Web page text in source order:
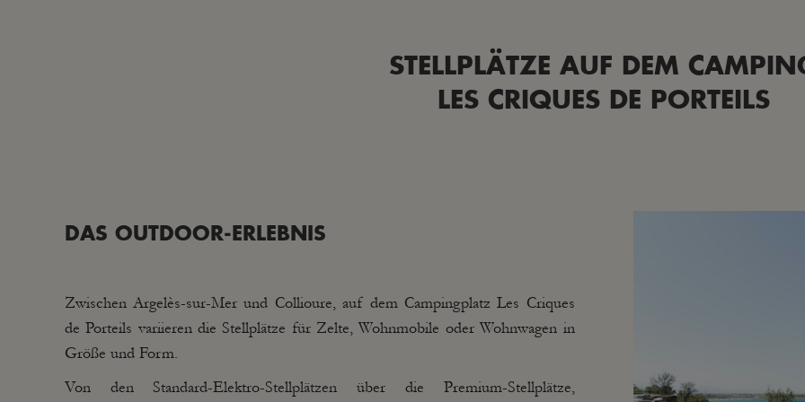
STELLPLÄTZE AUF DEM
LES CRIQUES DE PORTEILS
DAS OUTDOOR-ERLEBNIS
Zwischen Argelès-sur-Mer und Collioure, auf dem Campingplatz Les Criques
de Porteils variieren die Stellplätze für Zelte, Wohnmobile oder Wohnwagen in
Größe und Form.
Von den Standard-Elektro-Stellplätzen über die Premium-Stellplätze,